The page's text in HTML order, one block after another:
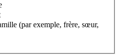
(par exemple, frère, sœur,